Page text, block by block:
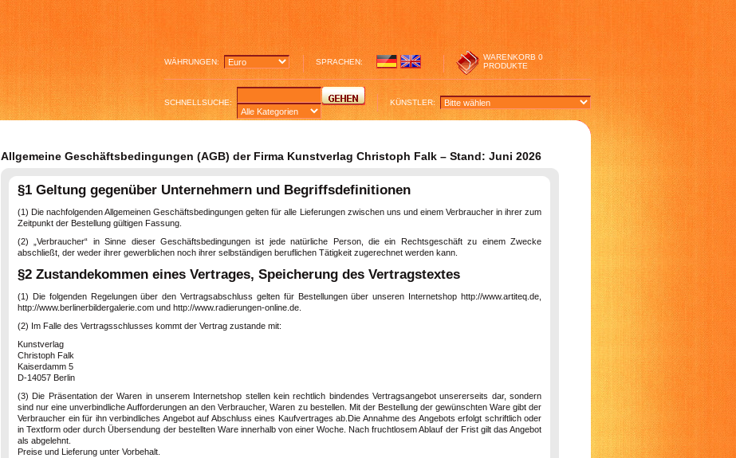
WÄHRUNGEN: SPRACHEN:
WARENKORB 0
PRODUKTE
SCHNELLSUCHE: KÜNSTLER:
Allgemeine Geschäftsbedingungen (AGB) der Firma Kunstverlag Christoph Falk – Stand: Juni 2026
§1 Geltung gegenüber Unternehmern und Begriffsdefinitionen
(1) Die nachfolgenden Allgemeinen Geschäftsbedingungen gelten für alle Lieferungen zwischen uns und einem Verbraucher in ihrer zum
Zeitpunkt der Bestellung gültigen Fassung.
(2) „Verbraucher“ in Sinne dieser Geschäftsbedingungen ist jede natürliche Person, die ein Rechtsgeschäft zu einem Zwecke
abschließt, der weder ihrer gewerblichen noch ihrer selbständigen beruflichen Tätigkeit zugerechnet werden kann.
§2 Zustandekommen eines Vertrages, Speicherung des Vertragstextes
(1) Die folgenden Regelungen über den Vertragsabschluss gelten für Bestellungen über unseren Internetshop http://www.artiteq.de,
http://www.berlinerbildergalerie.com und http://www.radierungen-online.de.
(2) Im Falle des Vertragsschlusses kommt der Vertrag zustande mit:
Kunstverlag
Christoph Falk
Kaiserdamm 5
D-14057 Berlin
(3) Die Präsentation der Waren in unserem Internetshop stellen kein rechtlich bindendes Vertragsangebot unsererseits dar, sondern
sind nur eine unverbindliche Aufforderungen an den Verbraucher, Waren zu bestellen. Mit der Bestellung der gewünschten Ware gibt der
Verbraucher ein für ihn verbindliches Angebot auf Abschluss eines Kaufvertrages ab.Die Annahme des Angebots erfolgt schriftlich oder
in Textform oder durch Übersendung der bestellten Ware innerhalb von einer Woche. Nach fruchtlosem Ablauf der Frist gilt das Angebot
als abgelehnt.
Preise und Lieferung unter Vorbehalt.